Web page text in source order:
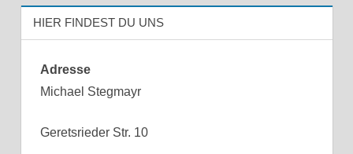
HIER FINDEST DU UNS
Adresse
Michael Stegmayr
Geretsrieder Str. 10